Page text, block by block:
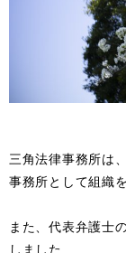
三角法律事務所は
事務所として組織
また、代表弁護士
しました